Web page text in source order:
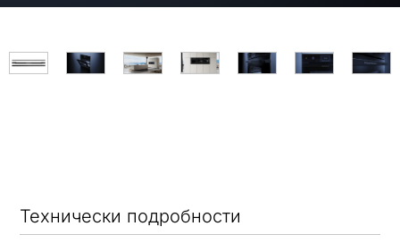
Технически подробности